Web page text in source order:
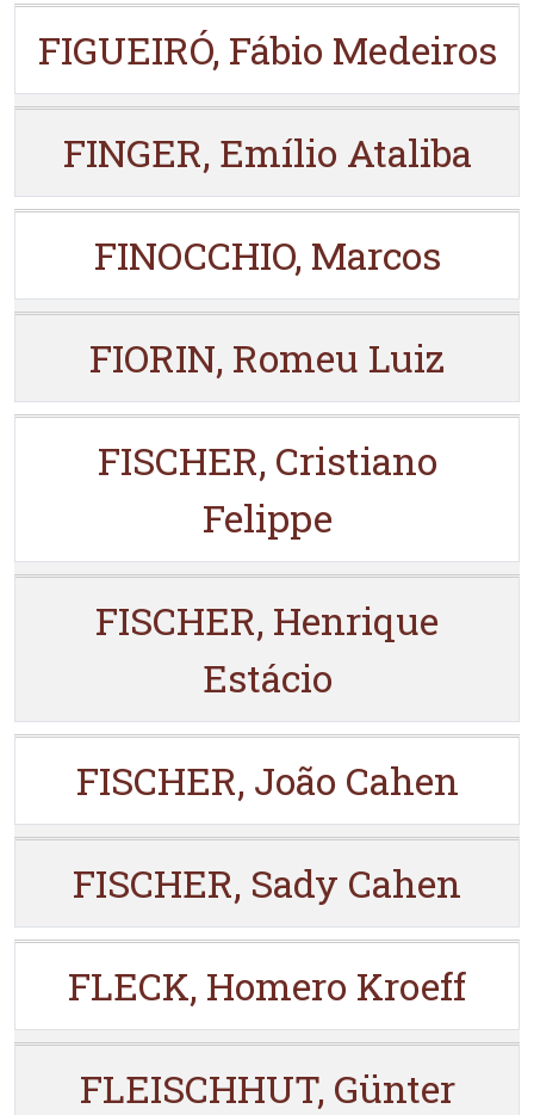
FIGUEIRÓ, Fábio Medeiros
FINGER, Emílio Ataliba
FINOCCHIO, Marcos
FIORIN, Romeu Luiz
FISCHER, Cristiano
Felippe
FISCHER, Henrique
Estácio
FISCHER, João Cahen
FISCHER, Sady Cahen
FLECK, Homero Kroeff
FLEISCHHUT, Günter